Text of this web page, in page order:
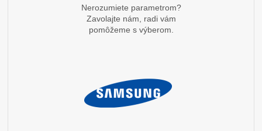
Nerozumiete parametrom?
Zavolajte nám, radi vám
pomôžeme s výberom.